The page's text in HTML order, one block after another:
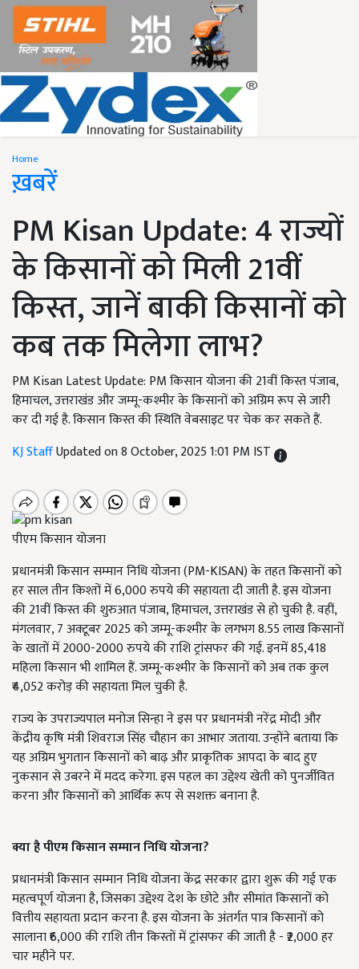
Home
ख़बरें
PM Kisan Update: 4 राज्यों
के किसानों को मिली 21वीं
किस्त, जानें बाकी किसानों को
कब तक मिलेगा लाभ?
PM Kisan Latest Update: PM किसान योजना की 21वीं किस्त पंजाब,
हिमाचल, उत्तराखंड और जम्मू-कश्मीर के किसानों को अग्रिम रूप से जारी
कर दी गई है. किसान किस्त की स्थिति वेबसाइट पर चेक कर सकते हैं.
KJ StaffUpdated on 8 October, 2025 1:01 PM IST
पीएम किसान योजना
प्रधानमंत्री किसान सम्मान निधि योजना (PM-KISAN) के तहत किसानों को
हर साल तीन किश्तों में 6,000 रुपये की सहायता दी जाती है. इस योजना
की 21वीं किस्त की शुरुआत पंजाब, हिमाचल, उत्तराखंड से हो चुकी है. वहीं,
मंगलवार, 7 अक्टूबर 2025 को जम्मू-कश्मीर के लगभग 8.55 लाख किसानों
के खातों में 2000-2000 रुपये की राशि ट्रांसफर की गई. इनमें 85,418
महिला किसान भी शामिल हैं. जम्मू-कश्मीर के किसानों को अब तक कुल
₹4,052 करोड़ की सहायता मिल चुकी है.
राज्य के उपराज्यपाल मनोज सिन्हा ने इस पर प्रधानमंत्री नरेंद्र मोदी और
केंद्रीय कृषि मंत्री शिवराज सिंह चौहान का आभार जताया. उन्होंने बताया कि
यह अग्रिम भुगतान किसानों को बाढ़ और प्राकृतिक आपदा के बाद हुए
नुकसान से उबरने में मदद करेगा. इस पहल का उद्देश्य खेती को पुनर्जीवित
करना और किसानों को आर्थिक रूप से सशक्त बनाना है.
क्या है पीएम किसान सम्मान निधि योजना?
प्रधानमंत्री किसान सम्मान निधि योजना केंद्र सरकार द्वारा शुरू की गई एक
महत्वपूर्ण योजना है, जिसका उद्देश्य देश के छोटे और सीमांत किसानों को
वित्तीय सहायता प्रदान करना है. इस योजना के अंतर्गत पात्र किसानों को
सालाना ₹6,000 की राशि तीन किस्तों में ट्रांसफर की जाती है - ₹2,000 हर
चार महीने पर.